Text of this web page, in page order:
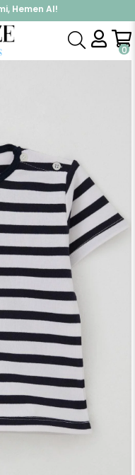
Hemen Al!
Hemen Üye Ol!
0
Erkek Bebek Tişört Patlı Çizgili Ekru (1-1.5 Yaş)